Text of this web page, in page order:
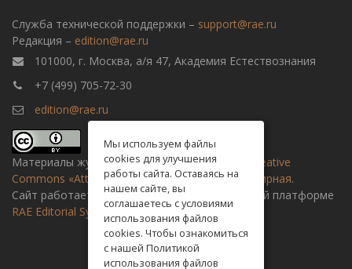
Служба технической поддержки – support@rae.ru
Редакция – edition@rae.ru
101000, г. Москва, а/я 47, Академия Естествознания
+7 (499) 705-72-30
edition@rae.ru
Материалы журнала доступны полицензии Creative
Commons «Attribution» («Атрибуция») 4.0 Всемирная.
Сайт работает на универсальной издательской платформе
RAE Editorial System
Мы используем файлы
cookies для улучшения
работы сайта. Оставаясь на
нашем сайте, вы
соглашаетесь с условиями
использования файлов
cookies. Чтобы ознакомиться
с нашей Политикой
использования файлов